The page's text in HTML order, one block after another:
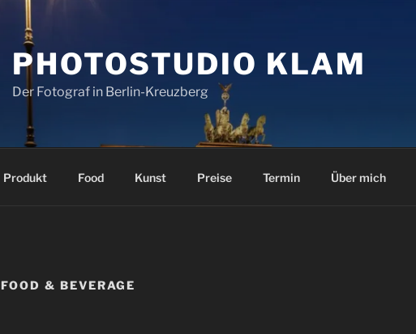
PHOTOSTUDIO KLAM
Der Fotograf in Berlin-Kreuzberg
Produkt Food Kunst Preise Termin Über mich
FOOD & BEVERAGE